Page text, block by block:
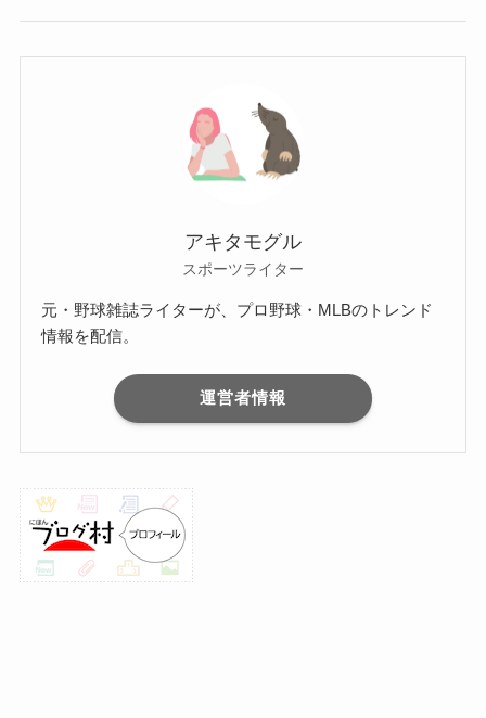
アキタモグル
スポーツライター
元・野球雑誌ライターが、プロ野球・MLBのトレンド
情報を配信。
運営者情報